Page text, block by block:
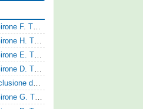
UFFICIALE: Serie D 2026/2027, ecco il Girone F. Tutte le squadre
UFFICIALE: Serie D 2026/2027, ecco il Girone H. Tutte le squadre
UFFICIALE: Serie D 2026/2027, ecco il Girone E. Tutte le squadre
UFFICIALE: Serie D 2026/2027, ecco il Girone D. Tutte le squadre
Fasano, via al valzer degli addii dopo l'esclusione dalla Serie D: Salzano verso una big campana
UFFICIALE: Serie D 2026/2027, ecco il Girone G. Tutte le squadre